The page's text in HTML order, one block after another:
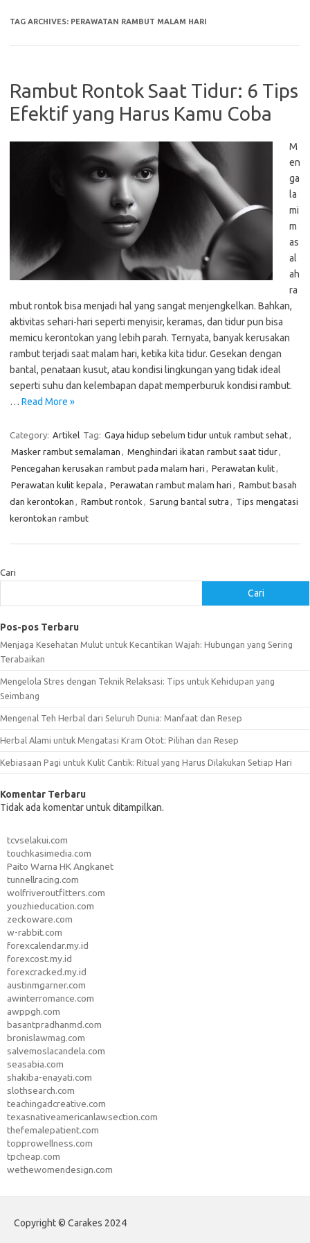
TAG ARCHIVES: PERAWATAN RAMBUT MALAM HARI
Rambut Rontok Saat Tidur: 6 Tips
Efektif yang Harus Kamu Coba
M
en
ga
la
mi
m
as
al
ah
ra
mbut rontok bisa menjadi hal yang sangat menjengkelkan. Bahkan,
aktivitas sehari-hari seperti menyisir, keramas, dan tidur pun bisa
memicu kerontokan yang lebih parah. Ternyata, banyak kerusakan
rambut terjadi saat malam hari, ketika kita tidur. Gesekan dengan
bantal, penataan kusut, atau kondisi lingkungan yang tidak ideal
seperti suhu dan kelembapan dapat memperburuk kondisi rambut.
… Read More »
Category: Artikel Tag: Gaya hidup sebelum tidur untuk rambut sehat,
Masker rambut semalaman , Menghindari ikatan rambut saat tidur,
Pencegahan kerusakan rambut pada malam hari , Perawatan kulit,
Perawatan kulit kepala , Perawatan rambut malam hari , Rambut basah
dan kerontokan , Rambut rontok , Sarung bantal sutra , Tips mengatasi
kerontokan rambut
Cari
Cari
Pos-pos Terbaru
Menjaga Kesehatan Mulut untuk Kecantikan Wajah: Hubungan yang Sering
Terabaikan
Mengelola Stres dengan Teknik Relaksasi: Tips untuk Kehidupan yang
Seimbang
Mengenal Teh Herbal dari Seluruh Dunia: Manfaat dan Resep
Herbal Alami untuk Mengatasi Kram Otot: Pilihan dan Resep
Kebiasaan Pagi untuk Kulit Cantik: Ritual yang Harus Dilakukan Setiap Hari
Komentar Terbaru
Tidak ada komentar untuk ditampilkan.
tcvselakui.com
touchkasimedia.com
Paito Warna HK Angkanet
tunnellracing.com
wolfriveroutfitters.com
youzhieducation.com
zeckoware.com
w-rabbit.com
forexcalendar.my.id
forexcost.my.id
forexcracked.my.id
austinmgarner.com
awinterromance.com
awppgh.com
basantpradhanmd.com
bronislawmag.com
salvemoslacandela.com
seasabia.com
shakiba-enayati.com
slothsearch.com
teachingadcreative.com
texasnativeamericanlawsection.com
thefemalepatient.com
topprowellness.com
tpcheap.com
wethewomendesign.com
Copyright © Carakes 2024